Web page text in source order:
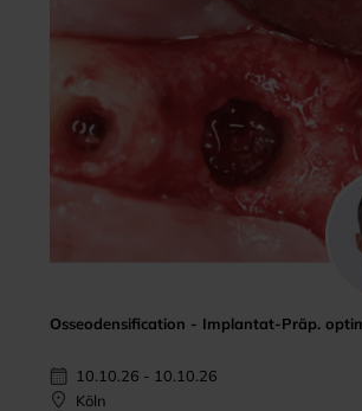
Osseodensification - Implantat-Präp.
10.10.26 - 10.10.26
Köln